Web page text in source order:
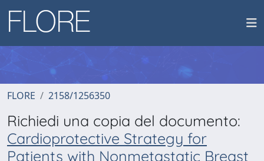
FLORE 2158/1256350
Richiedi una copia del documento:
Cardioprotective Strategy for
Patients with Nonmetastatic Breast